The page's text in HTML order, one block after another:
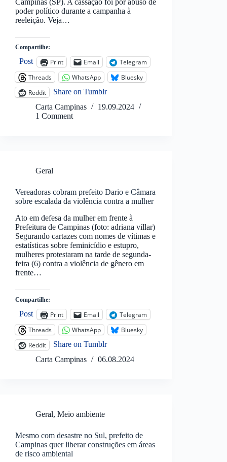
Campinas (SP). A cassação foi por abuso de
poder político durante a campanha à
reeleição. Veja…
Compartilhe:
Post Print Email
Telegram
Threads
WhatsApp
Bluesky
Reddit
Share on Tumblr
Carta Campinas
19.09.2024
1 Comment
Geral
Vereadoras cobram prefeito Dario e Câmara
sobre escalada da violência contra a mulher
Ato em defesa da mulher em frente à
Prefeitura de Campinas (foto: adriana villar)
Segurando cartazes com nomes de vítimas e
estatísticas sobre feminicídio e estupro,
mulheres protestaram na tarde de segunda-
feira (6) contra a violência de gênero em
frente…
Compartilhe:
Post Print Email
Telegram
Threads
WhatsApp
Bluesky
Reddit
Share on Tumblr
Carta Campinas
06.08.2024
Geral, Meio ambiente
Mesmo com desastre no Sul, prefeito de
Campinas quer liberar construções em áreas
de risco ambiental